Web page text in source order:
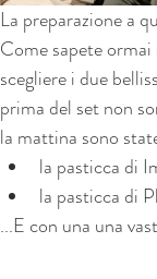
La preparazione a
Come sapete
scegliere i due
prima del set non
la mattina sono
la pasticca di
la pasticca di
...E con una una